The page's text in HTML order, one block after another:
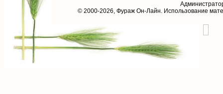
© 2000-2026, Фураж Он-Лайн. Использование